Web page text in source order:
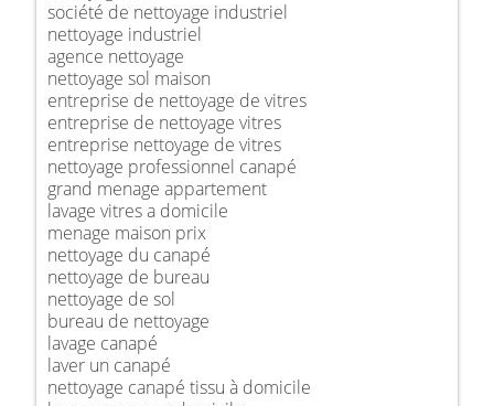
société de nettoyage industriel
nettoyage industriel
agence nettoyage
nettoyage sol maison
entreprise de nettoyage de vitres
entreprise de nettoyage vitres
entreprise nettoyage de vitres
nettoyage professionnel canapé
grand menage appartement
lavage vitres a domicile
menage maison prix
nettoyage du canapé
nettoyage de bureau
nettoyage de sol
bureau de nettoyage
lavage canapé
laver un canapé
nettoyage canapé tissu à domicile